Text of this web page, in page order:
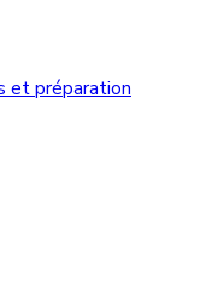
et préparation